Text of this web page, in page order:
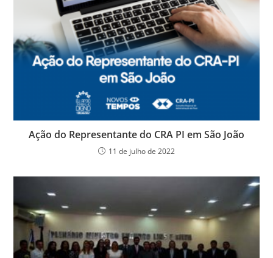
Ação do Representante do CRA PI em São João
11 de julho de 2022